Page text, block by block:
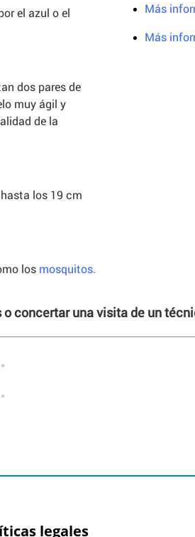
el azul o el
dos pares de
muy ágil y
de la
los 19 cm
los mosquitos.
Más
Más
concertar una visita de un
legales